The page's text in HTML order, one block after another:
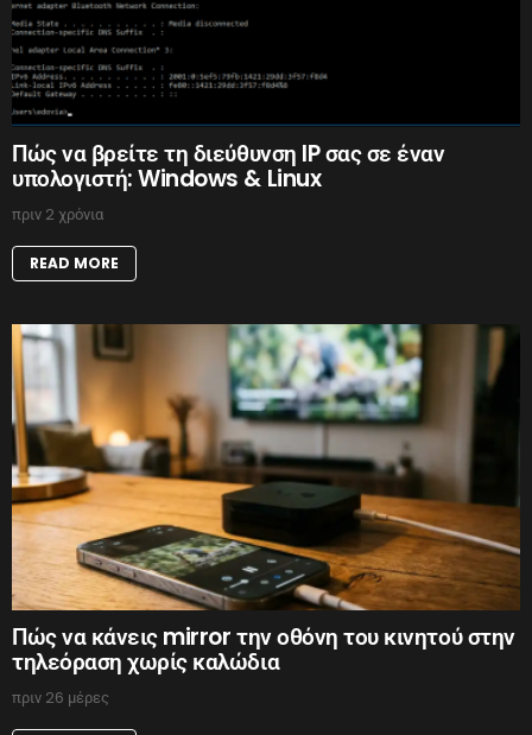
Πώς να βρείτε τη διεύθυνση IP σας σε έναν
υπολογιστή: Windows & Linux
πριν 2 χρόνια
READ MORE
Πώς να κάνεις mirror την οθόνη του κινητού στην
τηλεόραση χωρίς καλώδια
πριν 26 μέρες